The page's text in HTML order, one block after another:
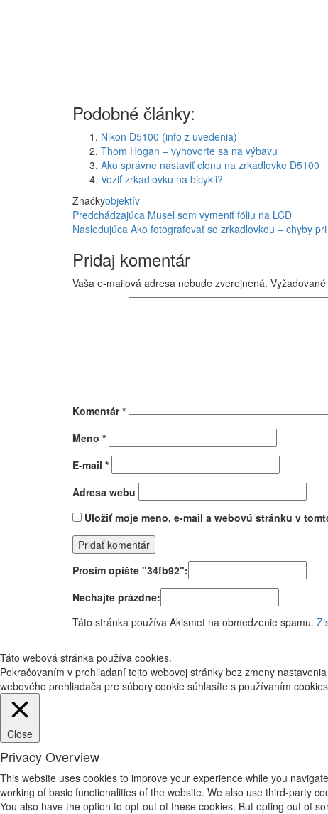
Podobné články:
Nikon D5100 (info z uvedenia)
Thom Hogan – vyhovorte sa na výbavu
Ako správne nastaviť clonu na zrkadlovke D5100
Voziť zrkadlovku na bicykli?
Značkyobjektív
Navigácia
v
článku
Predchádzajúci
príspevok
Predchádzajúca Musel som vymeniť fóliu na LCD
Nasledujúci
Nasledujúca Ako fotografovať so zrkadlovkou – chyby
Pridaj komentár
Vaša e-mailová adresa nebude zverejnená.
Komentár*
Meno *
E-mail *
Adresa webu
Uložiť moje meno, e-mail a webovú stránku v
Prosím opíšte "34fb92":
Nechajte prázdne:
Táto stránka používa Akismet na obmedzenie spamu.
Táto webová stránka používa cookies.
Pokračovaním v prehliadaní tejto webovej stránky bez zmeny
webového prehliadača pre súbory cookie súhlasíte s používaním
Close
Privacy Overview
This website uses cookies to improve your experience while you
working of basic functionalities of the website. We also use third-party
You also have the option to opt-out of these cookies. But opting out of